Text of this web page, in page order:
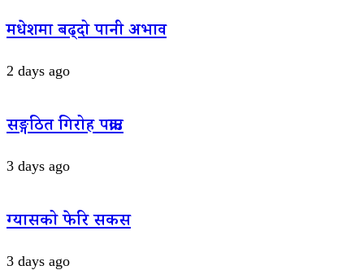
मधेशमा बढ्दो पानी अभाव
2 days ago
सङ्गठित गिरोह पक्राउ
3 days ago
ग्यासको फेरि सकस
3 days ago